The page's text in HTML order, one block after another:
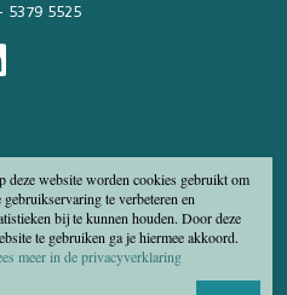
deze website worden cookies gebruikt om
gebruikservaring te verbeteren en
bij te kunnen houden. Door deze
te gebruiken ga je hiermee akkoord.
meer in de privacyverklaring
5379 5525
Disclaimer
Cookies